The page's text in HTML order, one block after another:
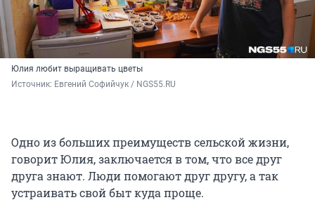
Юлия любит выращивать цветы
Источник: Евгений Софийчук / NGS55.RU
Одно из больших преимуществ сельской жизни,
говорит Юлия, заключается в том, что все друг
друга знают. Люди помогают друг другу, а так
устраивать свой быт куда проще.